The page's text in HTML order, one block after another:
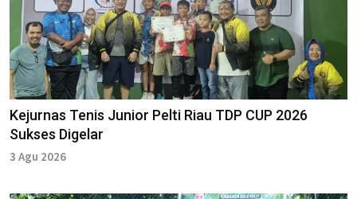
Kejurnas Tenis Junior Pelti Riau TDP CUP 2026
Sukses Digelar
3 Agu 2026